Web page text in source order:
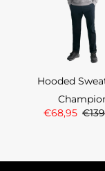
Hooded
€68,95